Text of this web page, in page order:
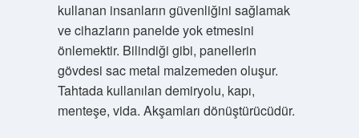
kullanan insanların güvenliğini sağlamak
ve cihazların panelde yok etmesini
önlemektir. Bilindiği gibi, panellerin
gövdesi sac metal malzemeden oluşur.
Tahtada kullanılan demiryolu, kapı,
menteşe, vida. Akşamları dönüştürücüdür.